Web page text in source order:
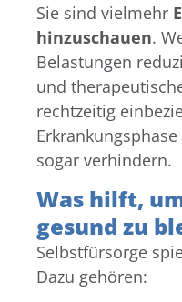
Sie sind vielmehr
hinzuschauen.
Belastungen
und
rechtzeitig
sogar verhindern.
Was hilft,
gesund zu
Selbstfürsorge
Dazu gehören: